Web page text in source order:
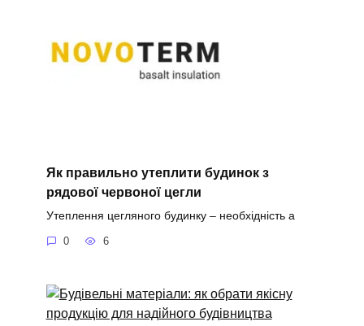
Як правильно утеплити будинок з
рядової червоної цегли
Утеплення цегляного будинку – необхідність а
0 6